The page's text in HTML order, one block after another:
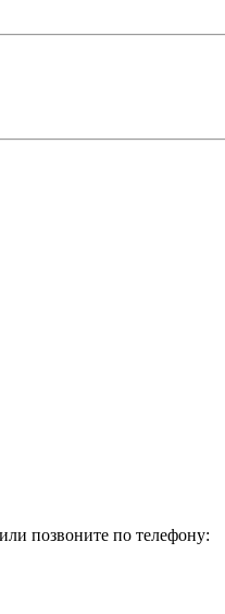
или позвоните по телефону: